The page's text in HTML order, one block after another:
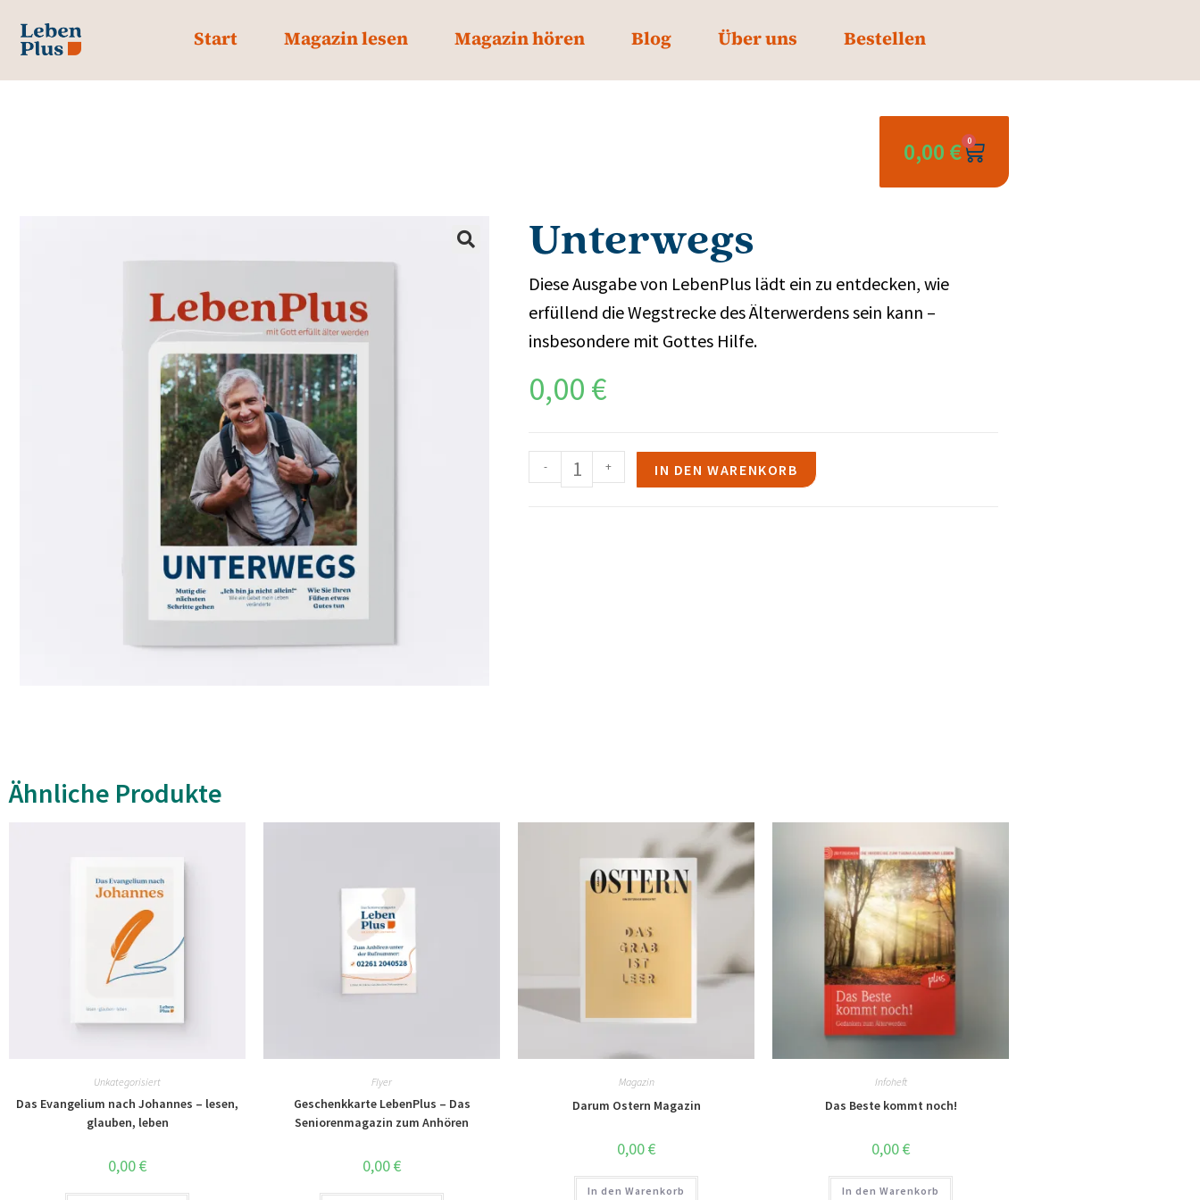
Start Magazin lesen Magazin hören Blog Über uns Bestellen
0,00 € 0
Unterwegs
Diese Ausgabe von LebenPlus lädt ein zu entdecken, wie
erfüllend die Wegstrecke des Älterwerdens sein kann –
insbesondere mit Gottes Hilfe.
0,00 €
- + IN DEN WARENKORB
Ähnliche Produkte
Unkategorisiert
Das Evangelium nach Johannes – lesen,
glauben, leben
0,00€
Flyer
Geschenkkarte LebenPlus – Das
Seniorenmagazin zum Anhören
0,00€
Magazin
Darum Ostern Magazin
0,00€
In den Warenkorb
Infoheft
Das Beste kommt noch!
0,00€
In den Warenkorb